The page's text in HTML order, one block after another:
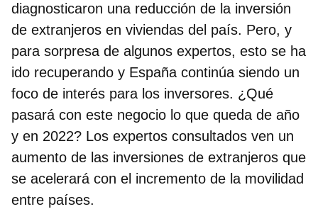
diagnosticaron una reducción de la inversión
de extranjeros en viviendas del país. Pero, y
para sorpresa de algunos expertos, esto se ha
ido recuperando y España continúa siendo un
foco de interés para los inversores. ¿Qué
pasará con este negocio lo que queda de año
y en 2022? Los expertos consultados ven un
aumento de las inversiones de extranjeros que
se acelerará con el incremento de la movilidad
entre países.